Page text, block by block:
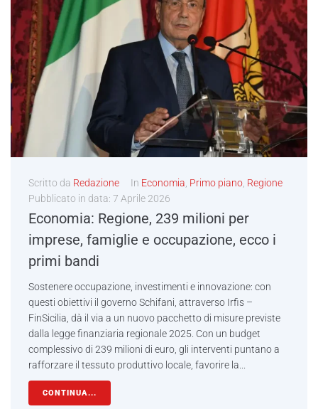
Scritto da Redazione In Economia, Primo piano, Regione
Pubblicato in data: 7 Aprile 2026
Economia: Regione, 239 milioni per
imprese, famiglie e occupazione, ecco i
primi bandi
Sostenere occupazione, investimenti e innovazione: con
questi obiettivi il governo Schifani, attraverso Irfis –
FinSicilia, dà il via a un nuovo pacchetto di misure previste
dalla legge finanziaria regionale 2025. Con un budget
complessivo di 239 milioni di euro, gli interventi puntano a
rafforzare il tessuto produttivo locale, favorire la...
CONTINUA...